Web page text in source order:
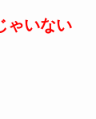
ゃいない